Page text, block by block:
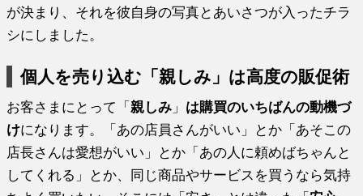
が決まり、それを彼自身の写真とあいさつが入ったチラ
シにしました。
個人を売り込む「親しみ」は高度の販促術
お客さまにとって「 親しみ 」 は購買のいちばんの動機づ
けになります。「あの店員さんがいい」とか「あそこの
店長さんは愛想がいい」とか「あの人に頼めばちゃんと
してくれる」とか、同じ商品やサービスを買うなら気持